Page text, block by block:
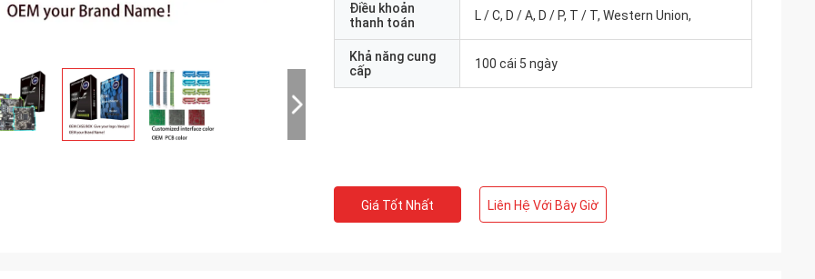
Điều khoản
thanh toán
L / C, D / A, D / P, T / T, Western Union,
Khả năng cung
cấp
100 cái 5 ngày
Giá Tốt Nhất Liên Hệ Với Bây Giờ